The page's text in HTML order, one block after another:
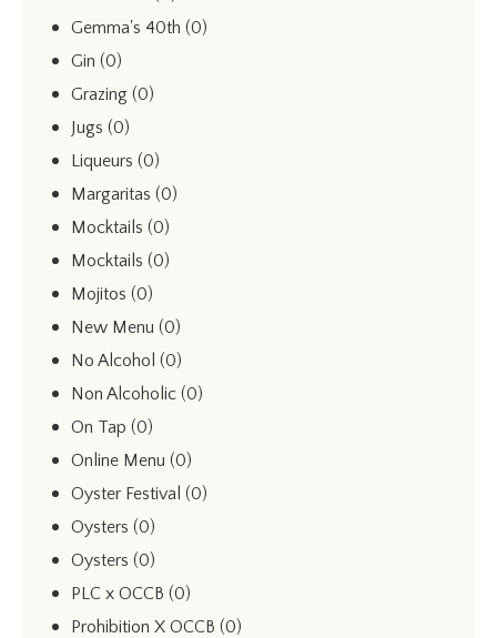
Gemma's 40th (0)
Gin (0)
Grazing (0)
Jugs (0)
Liqueurs (0)
Margaritas (0)
Mocktails (0)
Mocktails (0)
Mojitos (0)
New Menu (0)
No Alcohol (0)
Non Alcoholic (0)
On Tap (0)
Online Menu (0)
Oyster Festival (0)
Oysters (0)
Oysters (0)
PLC x OCCB (0)
Prohibition X OCCB (0)